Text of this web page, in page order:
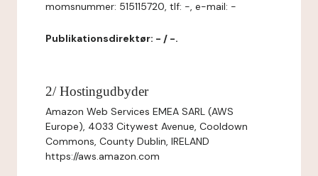
momsnummer: 515115720, tlf: -, e-mail: -
Publikationsdirektør: - / -.
2/ Hostingudbyder
Amazon Web Services EMEA SARL (AWS
Europe), 4033 Citywest Avenue, Cooldown
Commons, County Dublin, IRELAND
https://aws.amazon.com